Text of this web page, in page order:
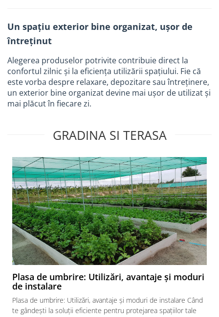
Un spațiu exterior bine organizat, ușor de
întreținut
Alegerea produselor potrivite contribuie direct la
confortul zilnic și la eficiența utilizării spațiului. Fie că
este vorba despre relaxare, depozitare sau întreținere,
un exterior bine organizat devine mai ușor de utilizat și
mai plăcut în fiecare zi.
GRADINA SI TERASA
Plasa de umbrire: Utilizări, avantaje și moduri
de instalare
Plasa de umbrire: Utilizări, avantaje și moduri de instalare Când
te gândești la soluții eficiente pentru protejarea spațiilor tale